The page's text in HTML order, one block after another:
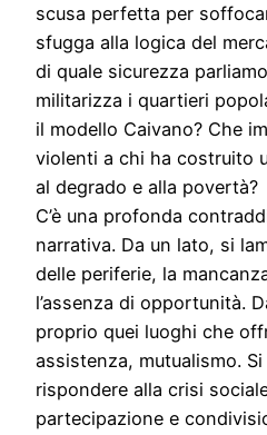
scusa perfetta per
sfugga alla logica del
di quale sicurezza
militarizza i quartieri
il modello Caivano? Che
violenti a chi ha costruito
al degrado e alla povertà?
C’è una profonda
narrativa. Da un lato, si
delle periferie, la
l’assenza di opportunità.
proprio quei luoghi che
assistenza, mutualismo.
rispondere alla crisi
partecipazione e